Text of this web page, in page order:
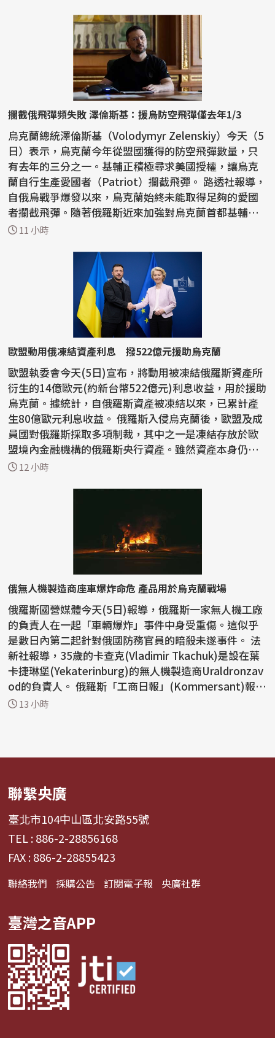
攔截俄飛彈頻失敗 澤倫斯基：援烏防空飛彈僅去年1/3
烏克蘭總統澤倫斯基（Volodymyr Zelenskiy）今天（5
日）表示，烏克蘭今年從盟國獲得的防空飛彈數量，只
有去年的三分之一。基輔正積極尋求美國授權，讓烏克
蘭自行生產愛國者（Patriot）攔截飛彈。 路透社報導，
自俄烏戰爭爆發以來，烏克蘭始終未能取得足夠的愛國
者攔截飛彈。隨著俄羅斯近來加強對烏克蘭首都基輔和
南部...
11 小時
歐盟動用俄凍結資產利息 撥522億元援助烏克蘭
歐盟執委會今天(5日)宣布，將動用被凍結俄羅斯資產所
衍生的14億歐元(約新台幣522億元)利息收益，用於援助
烏克蘭。據統計，自俄羅斯資產被凍結以來，已累計產
生80億歐元利息收益。 俄羅斯入侵烏克蘭後，歐盟及成
員國對俄羅斯採取多項制裁，其中之一是凍結存放於歐
盟境內金融機構的俄羅斯央行資產。雖然資產本身仍
處...12 小時
俄無人機製造商座車爆炸命危 產品用於烏克蘭戰場
俄羅斯國營媒體今天(5日)報導，俄羅斯一家無人機工廠
的負責人在一起「車輛爆炸」事件中身受重傷。這似乎
是數日內第二起針對俄國防務官員的暗殺未遂事件。 法
新社報導，35歲的卡查克(Vladimir Tkachuk)是設在葉
卡捷琳堡(Yekaterinburg)的無人機製造商Uraldronzav
od的負責人。 俄羅斯「工商日報」(Kommersant)報
導，...
13 小時
聯繫央廣
臺北市104中山區北安路55號
TEL : 886-2-28856168
FAX : 886-2-28855423
聯絡我們 採購公告 訂閱電子報 央廣社群
臺灣之音APP